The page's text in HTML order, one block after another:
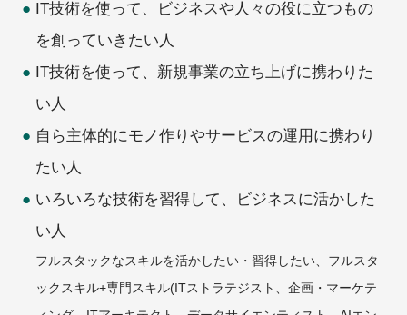
IT技術を使って、ビジネスや人々の役に立つもの
を創っていきたい人
IT技術を使って、新規事業の立ち上げに携わりた
い人
自ら主体的にモノ作りやサービスの運用に携わり
たい人
いろいろな技術を習得して、ビジネスに活かした
い人
フルスタックなスキルを活かしたい・習得したい、フルスタ
ックスキル+専門スキル(ITストラテジスト、企画・マーケテ